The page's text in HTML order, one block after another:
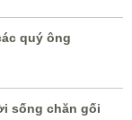
quý ông
sống chăn gối